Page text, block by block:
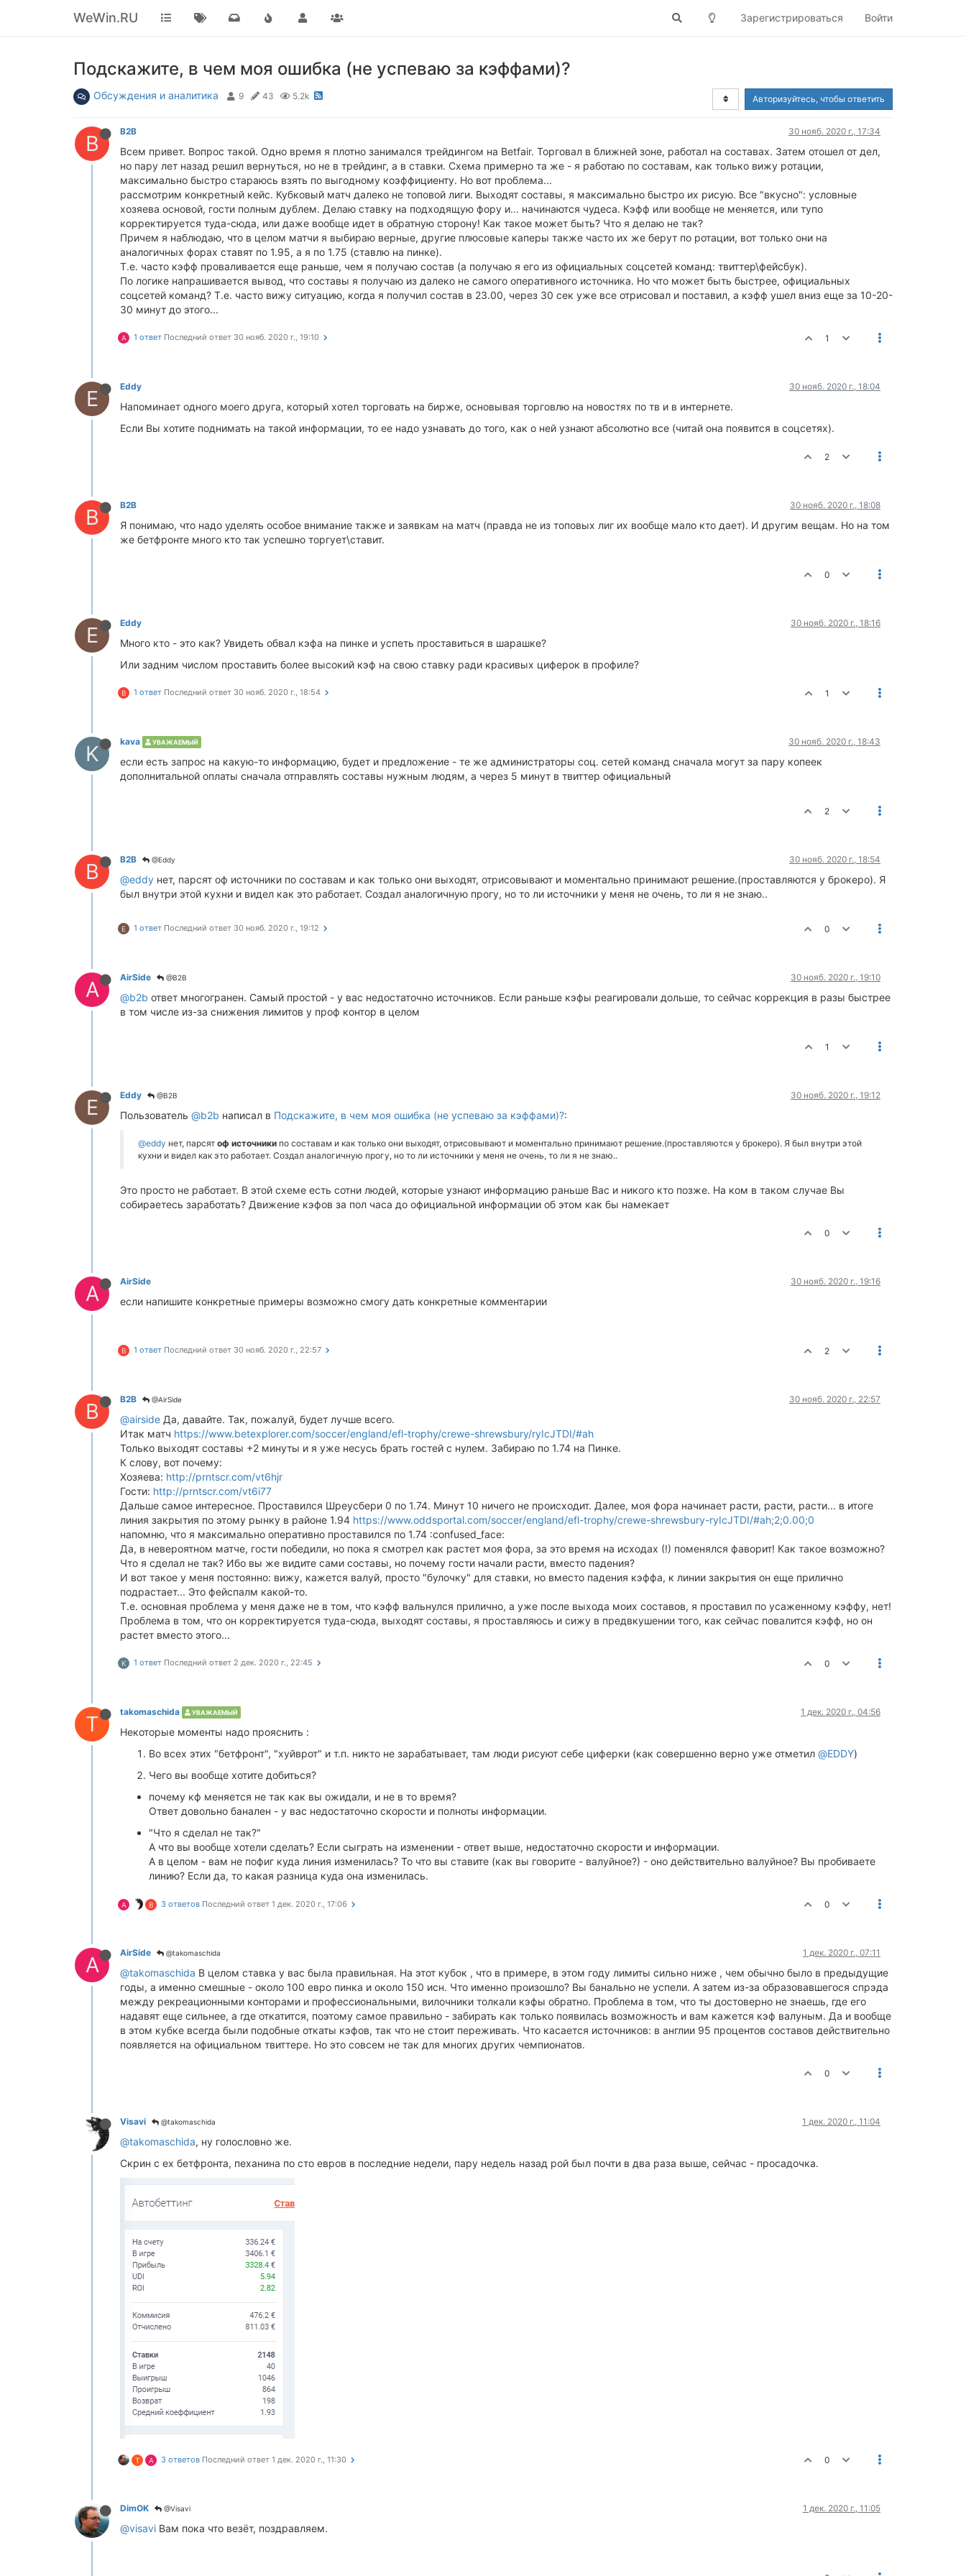
WeWin.RU Зарегистрироваться Войти
Подскажите, в чем моя ошибка (не успеваю за кэффами)?
Обсуждения и аналитика 9 43 5.2k Авторизуйтесь, чтобы ответить
B B2B 30 нояб. 2020 г., 17:34
Всем привет. Вопрос такой. Одно время я плотно занимался трейдингом на Betfair. Торговал в ближней зоне, работал на составах. Затем отошел от дел,
но пару лет назад решил вернуться, но не в трейдинг, а в ставки. Схема примерно та же - я работаю по составам, как только вижу ротации,
максимально быстро стараюсь взять по выгодному коэффициенту. Но вот проблема...
рассмотрим конкретный кейс. Кубковый матч далеко не топовой лиги. Выходят составы, я максимально быстро их рисую. Все "вкусно": условные
хозяева основой, гости полным дублем. Делаю ставку на подходящую фору и... начинаются чудеса. Кэфф или вообще не меняется, или тупо
корректируется туда-сюда, или даже вообще идет в обратную сторону! Как такое может быть? Что я делаю не так?
Причем я наблюдаю, что в целом матчи я выбираю верные, другие плюсовые каперы также часто их же берут по ротации, вот только они на
аналогичных форах ставят по 1.95, а я по 1.75 (ставлю на пинке).
Т.е. часто кэфф проваливается еще раньше, чем я получаю состав (а получаю я его из официальных соцсетей команд: твиттер\фейсбук).
По логике напрашивается вывод, что составы я получаю из далеко не самого оперативного источника. Но что может быть быстрее, официальных
соцсетей команд? Т.е. часто вижу ситуацию, когда я получил состав в 23.00, через 30 сек уже все отрисовал и поставил, а кэфф ушел вниз еще за 10-20-
30 минут до этого...
A 1 ответ Последний ответ 30 нояб. 2020 г., 19:10 1
E Eddy 30 нояб. 2020 г., 18:04
Напоминает одного моего друга, который хотел торговать на бирже, основывая торговлю на новостях по тв и в интернете.
Если Вы хотите поднимать на такой информации, то ее надо узнавать до того, как о ней узнают абсолютно все (читай она появится в соцсетях).
2
B B2B 30 нояб. 2020 г., 18:08
Я понимаю, что надо уделять особое внимание также и заявкам на матч (правда не из топовых лиг их вообще мало кто дает). И другим вещам. Но на том
же бетфронте много кто так успешно торгует\ставит.
0
E Eddy 30 нояб. 2020 г., 18:16
Много кто - это как? Увидеть обвал кэфа на пинке и успеть проставиться в шарашке?
Или задним числом проставить более высокий кэф на свою ставку ради красивых циферок в профиле?
B 1 ответ Последний ответ 30 нояб. 2020 г., 18:54 1
K kava УВАЖАЕМЫЙ 30 нояб. 2020 г., 18:43
если есть запрос на какую-то информацию, будет и предложение - те же администраторы соц. сетей команд сначала могут за пару копеек
дополнитальной оплаты сначала отправлять составы нужным людям, а через 5 минут в твиттер официальный
2
B B2B @Eddy 30 нояб. 2020 г., 18:54
@eddy нет, парсят оф источники по составам и как только они выходят, отрисовывают и моментально принимают решение.(проставляются у брокеро). Я
был внутри этой кухни и видел как это работает. Создал аналогичную прогу, но то ли источники у меня не очень, то ли я не знаю..
E 1 ответ Последний ответ 30 нояб. 2020 г., 19:12 0
A AirSide @B2B 30 нояб. 2020 г., 19:10
@b2b ответ многогранен. Самый простой - у вас недостаточно источников. Если раньше кэфы реагировали дольше, то сейчас коррекция в разы быстрее
в том числе из-за снижения лимитов у проф контор в целом
1
E Eddy @B2B 30 нояб. 2020 г., 19:12
Пользователь @b2b написал в Подскажите, в чем моя ошибка (не успеваю за кэффами)?:
@eddy нет, парсят оф источники по составам и как только они выходят, отрисовывают и моментально принимают решение.(проставляются у брокеро). Я был внутри этой
кухни и видел как это работает. Создал аналогичную прогу, но то ли источники у меня не очень, то ли я не знаю..
Это просто не работает. В этой схеме есть сотни людей, которые узнают информацию раньше Вас и никого кто позже. На ком в таком случае Вы
собираетесь заработать? Движение кэфов за пол часа до официальной информации об этом как бы намекает
0
A AirSide 30 нояб. 2020 г., 19:16
если напишите конкретные примеры возможно смогу дать конкретные комментарии
B 1 ответ Последний ответ 30 нояб. 2020 г., 22:57 2
B B2B @AirSide 30 нояб. 2020 г., 22:57
@airside Да, давайте. Так, пожалуй, будет лучше всего.
Итак матч https://www.betexplorer.com/soccer/england/efl-trophy/crewe-shrewsbury/ryIcJTDI/#ah
Только выходят составы +2 минуты и я уже несусь брать гостей с нулем. Забираю по 1.74 на Пинке.
К слову, вот почему:
Хозяева: http://prntscr.com/vt6hjr
Гости: http://prntscr.com/vt6i77
Дальше самое интересное. Проставился Шреусбери 0 по 1.74. Минут 10 ничего не происходит. Далее, моя фора начинает расти, расти, расти... в итоге
линия закрытия по этому рынку в районе 1.94 https://www.oddsportal.com/soccer/england/efl-trophy/crewe-shrewsbury-ryIcJTDI/#ah;2;0.00;0
напомню, что я максимально оперативно проставился по 1.74 :confused_face:
Да, в невероятном матче, гости победили, но пока я смотрел как растет моя фора, за это время на исходах (!) поменялся фаворит! Как такое возможно?
Что я сделал не так? Ибо вы же видите сами составы, но почему гости начали расти, вместо падения?
И вот такое у меня постоянно: вижу, кажется валуй, просто "булочку" для ставки, но вместо падения кэффа, к линии закрытия он еще прилично
подрастает... Это фейспалм какой-то.
Т.е. основная проблема у меня даже не в том, что кэфф вальнулся прилично, а уже после выхода моих составов, я проставил по усаженному кэффу, нет!
Проблема в том, что он корректируется туда-сюда, выходят составы, я проставляюсь и сижу в предвкушении того, как сейчас повалится кэфф, но он
растет вместо этого...
K 1 ответ Последний ответ 2 дек. 2020 г., 22:45 0
T takomaschida УВАЖАЕМЫЙ 1 дек. 2020 г., 04:56
Некоторые моменты надо прояснить :
Во всех этих "бетфронт", "хуйврот" и т.п. никто не зарабатывает, там люди рисуют себе циферки (как совершенно верно уже отметил @EDDY)
Чего вы вообще хотите добиться?
почему кф меняется не так как вы ожидали, и не в то время?
Ответ довольно банален - у вас недостаточно скорости и полноты информации.
"Что я сделал не так?"
А что вы вообще хотели сделать? Если сыграть на изменении - ответ выше, недостаточно скорости и информации.
А в целом - вам не пофиг куда линия изменилась? То что вы ставите (как вы говорите - валуйное?) - оно действительно валуйное? Вы пробиваете
линию? Если да, то какая разница куда она изменилась.
A B 3 ответов Последний ответ 1 дек. 2020 г., 17:06 0
A AirSide @takomaschida 1 дек. 2020 г., 07:11
@takomaschida В целом ставка у вас была правильная. На этот кубок , что в примере, в этом году лимиты сильно ниже , чем обычно было в предыдущие
годы, а именно смешные - около 100 евро пинка и около 150 исн. Что именно произошло? Вы банально не успели. А затем из-за образовавшегося спрэда
между рекреационными конторами и профессиональными, вилочники толкали кэфы обратно. Проблема в том, что ты достоверно не знаешь, где его
надавят еще сильнее, а где откатится, поэтому самое правильно - забирать как только появилась возможность и вам кажется кэф валуным. Да и вообще
в этом кубке всегда были подобные откаты кэфов, так что не стоит переживать. Что касается источников: в англии 95 процентов составов действительно
появляется на официальном твиттере. Но это совсем не так для многих других чемпионатов.
0
Visavi @takomaschida 1 дек. 2020 г., 11:04
@takomaschida, ну голословно же.
Скрин с ex бетфронта, пеханина по сто евров в последние недели, пару недель назад рой был почти в два раза выше, сейчас - просадочка.
T A 3 ответов Последний ответ 1 дек. 2020 г., 11:30 0
DimOK @Visavi 1 дек. 2020 г., 11:05
@visavi Вам пока что везёт, поздравляем.